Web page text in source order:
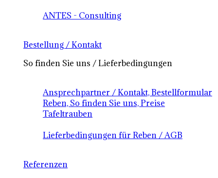
ANTES - Consulting
Bestellung / Kontakt
So finden Sie uns / Lieferbedingungen
Ansprechpartner / Kontakt, Bestellformular
Reben, So finden Sie uns, Preise
Tafeltrauben
Lieferbedingungen für Reben / AGB
Referenzen